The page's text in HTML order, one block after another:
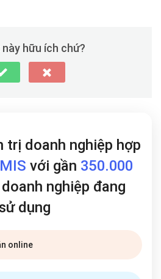
hữu ích chứ?
trị doanh nghiệp hợp
với gần 350.000
nghiệp đang
dụng
online